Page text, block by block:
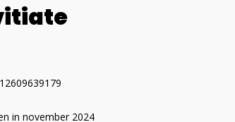
in november 2024